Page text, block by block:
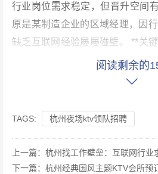
行业岗位需求稳定，但晋升空间
原是某制造企业的区域经理，因
缺乏互联网经验屡屡碰壁。 **关
才需求报告显示，算法工程师、
岗位供需比达1:8，而传统销售、
二、老马的转型之路：从"经验主
公司的用户运营岗，却在面试中
户行为数据"时哑口无言。**这一
阅读剩余的
TAGS: 杭州夜场ktv领队招聘
上一篇： 杭州找工作壁垒：互联网行业求职难
下一篇： 杭州经典国风主题KTV会所预订电话及